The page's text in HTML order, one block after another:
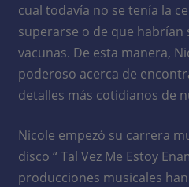
cual todavía no se tenía la
superarse o de que habrían
vacunas. De esta manera,
poderoso acerca de
detalles más cotidianos de
Nicole empezó su carrera
disco “ Tal Vez Me Estoy
producciones musicales